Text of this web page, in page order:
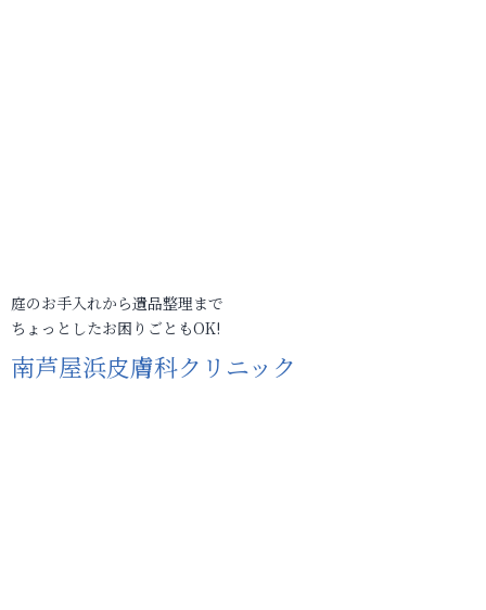
庭のお手入れから遺品整理まで
ちょっとしたお困りごともOK!
南芦屋浜皮膚科クリニック